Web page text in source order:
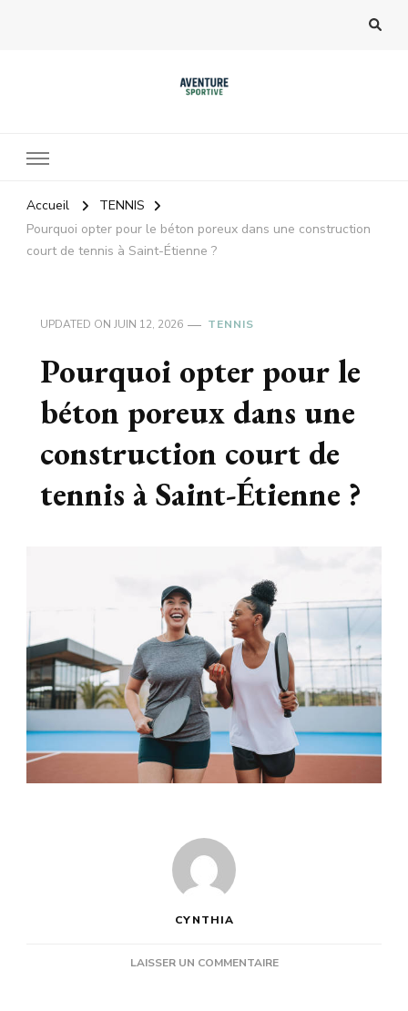
Accueil
TENNIS
Pourquoi opter pour le béton poreux dans une construction
court de tennis à Saint-Étienne ?
UPDATED ON JUIN 12, 2026 TENNIS
Pourquoi opter pour le
béton poreux dans une
construction court de
tennis à Saint-Étienne ?
CYNTHIA
LAISSER UN COMMENTAIRESUR